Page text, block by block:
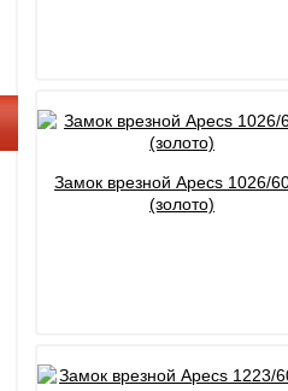
Замок врезной Apecs 1026/
(золото)